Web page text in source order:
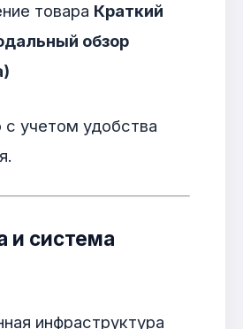
товара Краткий
обзор
с учетом удобства
и система
инфраструктура